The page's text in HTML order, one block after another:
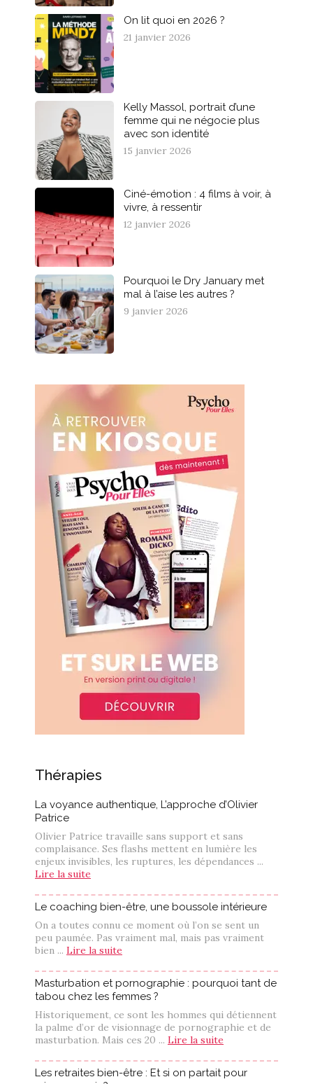
On lit quoi en 2026 ?
21 janvier 2026
Kelly Massol, portrait d’une
femme qui ne négocie plus
avec son identité
15 janvier 2026
Ciné-émotion : 4 films à voir, à
vivre, à ressentir
12 janvier 2026
Pourquoi le Dry January met
mal à l’aise les autres ?
9 janvier 2026
Thérapies
La voyance authentique, L’approche d’Olivier
Patrice
Olivier Patrice travaille sans support et sans
complaisance. Ses flashs mettent en lumière les
enjeux invisibles, les ruptures, les dépendances ...
Lire la suite
Le coaching bien-être, une boussole intérieure
On a toutes connu ce moment où l’on se sent un
peu paumée. Pas vraiment mal, mais pas vraiment
bien ... Lire la suite
Masturbation et pornographie : pourquoi tant de
tabou chez les femmes ?
Historiquement, ce sont les hommes qui détiennent
la palme d’or de visionnage de pornographie et de
masturbation. Mais ces 20 ... Lire la suite
Les retraites bien-être : Et si on partait pour